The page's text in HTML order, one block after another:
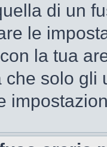
di un
le
la tua
che solo